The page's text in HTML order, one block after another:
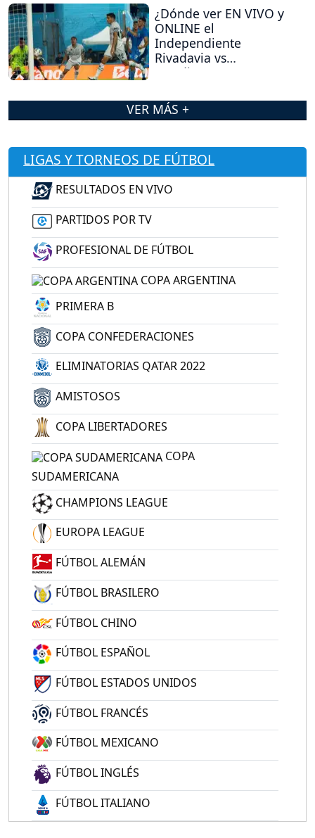
¿Dónde ver EN VIVO y
ONLINE el
Independiente
Rivadavia vs
Estudiantes (RC)?
VER MÁS +
LIGAS Y TORNEOS DE FÚTBOL
RESULTADOS EN VIVO
PARTIDOS POR TV
PROFESIONAL DE FÚTBOL
COPA ARGENTINA
PRIMERA B
COPA CONFEDERACIONES
ELIMINATORIAS QATAR 2022
AMISTOSOS
COPA LIBERTADORES
COPA
SUDAMERICANA
CHAMPIONS LEAGUE
EUROPA LEAGUE
FÚTBOL ALEMÁN
FÚTBOL BRASILERO
FÚTBOL CHINO
FÚTBOL ESPAÑOL
FÚTBOL ESTADOS UNIDOS
FÚTBOL FRANCÉS
FÚTBOL MEXICANO
FÚTBOL INGLÉS
FÚTBOL ITALIANO